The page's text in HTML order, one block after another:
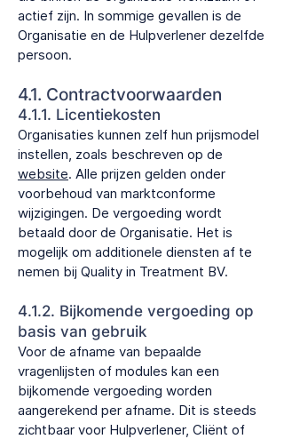
actief zijn. In sommige gevallen is de
Organisatie en de Hulpverlener dezelfde
persoon.
4.1. Contractvoorwaarden
4.1.1. Licentiekosten
Organisaties kunnen zelf hun prijsmodel
instellen, zoals beschreven op de
website. Alle prijzen gelden onder
voorbehoud van marktconforme
wijzigingen. De vergoeding wordt
betaald door de Organisatie. Het is
mogelijk om additionele diensten af te
nemen bij Quality in Treatment BV.
4.1.2. Bijkomende vergoeding op
basis van gebruik
Voor de afname van bepaalde
vragenlijsten of modules kan een
bijkomende vergoeding worden
aangerekend per afname. Dit is steeds
zichtbaar voor Hulpverlener, Cliënt of